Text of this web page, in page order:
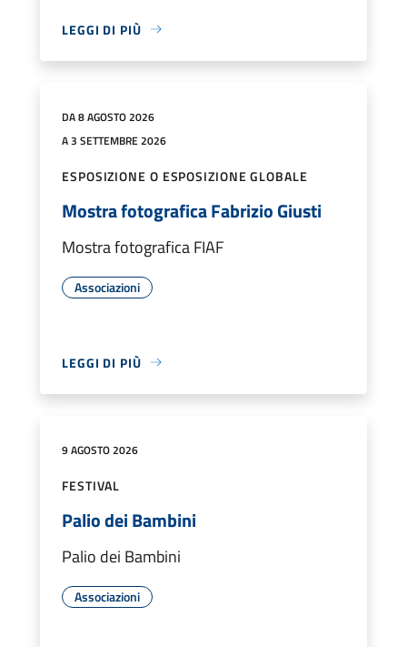
LEGGI DI PIÙ
DA 8 AGOSTO 2026
A 3 SETTEMBRE 2026
ESPOSIZIONE O ESPOSIZIONE GLOBALE
Mostra fotografica Fabrizio Giusti
Mostra fotografica FIAF
Associazioni
LEGGI DI PIÙ
9 AGOSTO 2026
FESTIVAL
Palio dei Bambini
Palio dei Bambini
Associazioni